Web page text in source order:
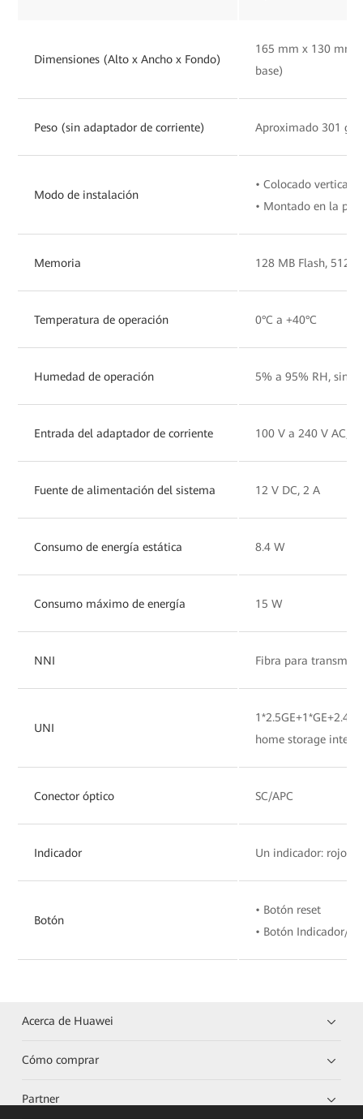
Dimensiones (Alto x Ancho x Fondo)
165 mm x 130 mm
base)
Peso (sin adaptador de corriente) Aproximado 301 g
Modo de instalación
• Colocado
• Montado en la
Memoria 128 MB Flash, 512
Temperatura de operación 0°C a +40°C
Humedad de operación 5% a 95% RH, sin
Entrada del adaptador de corriente 100 V a 240 V AC,
Fuente de alimentación del sistema 12 V DC, 2 A
Consumo de energía estática 8.4 W
Consumo máximo de energía 15 W
NNI Fibra para
UNI
home storage
Conector óptico SC/APC
Indicador Un indicador: rojo y
Botón
• Botón reset
• Botón Indicador/
Acerca de Huawei
Cómo comprar
Partner